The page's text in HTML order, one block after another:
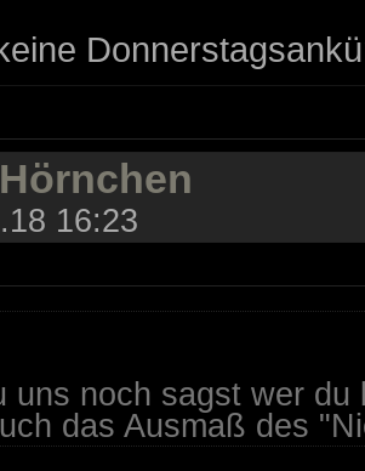
16:23
uns noch sagst wer
das Ausmaß des